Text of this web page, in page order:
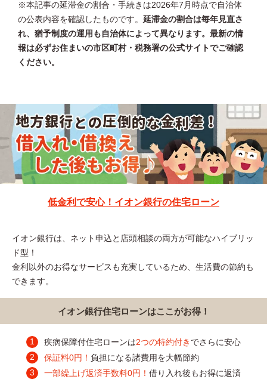
※本記事の延滞金の割合・手続きは2026年7月時点で自治体
の公表内容を確認したものです。 延滞金の割合は毎年見直さ
れ、猶予制度の運用も自治体によって異なります。最新の情
報は必ずお住まいの市区町村・税務署の公式サイトでご確認
ください。
低金利で安心！イオン銀行の住宅ローン
イオン銀行は、ネット申込と店頭相談の両方が可能なハイブリッ
ド型！
金利以外のお得なサービスも充実しているため、生活費の節約も
できます。
イオン銀行住宅ローンはここがお得！
疾病保障付住宅ローンは2つの特約付き でさらに安心
保証料0円！ 負担になる諸費用を大幅節約
一部繰上げ返済手数料0円！ 借り入れ後もお得に返済